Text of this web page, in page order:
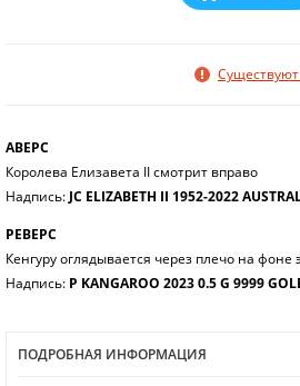
АВЕРС
Королева Елизавета II смотрит вправо
Надпись: JC ELIZABETH II 1952-2022
РЕВЕРС
Кенгуру оглядывается через плечо на фоне
Надпись: P KANGAROO 2023 0.5 G 9999
ПОДРОБНАЯ ИНФОРМАЦИЯ